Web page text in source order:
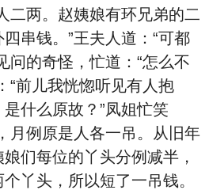
二两。赵姨娘有环兄弟的二
串钱。”王夫人道：“可都
问的奇怪，忙道：“怎么不
“前儿我恍惚听见有人抱
什么原故？”凤姐忙笑
月例原是人各一吊。从旧年
们每位的丫头分例减半，
丫头，所以短了一吊钱。